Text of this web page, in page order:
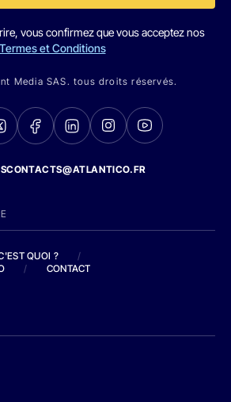
vous confirmez que vous acceptez nos
Termes et Conditions
Media SAS. tous droits réservés.
QUOI ?
/
/ CONTACT